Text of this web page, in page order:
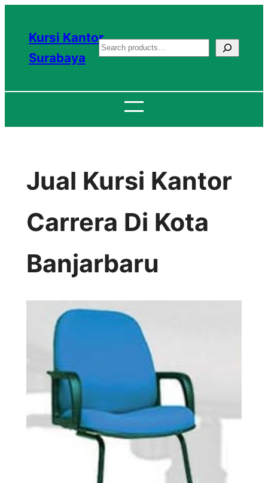
konten
Kursi Kantor
Surabaya
S
a
c
Jual Kursi Kantor
Carrera Di Kota
Banjarbaru